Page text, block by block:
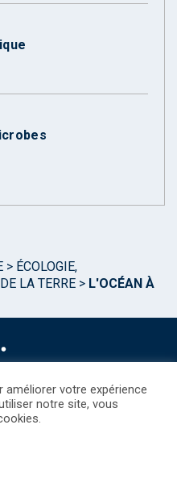
> ÉCOLOGIE,
LA TERRE > L'OCÉAN À
votre expérience
notre site, vous